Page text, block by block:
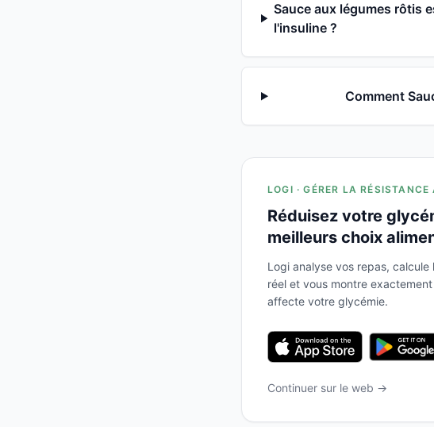
Sauce aux légumes rôtis
l'insuline ?
Comment
LOGI · GÉRER LA
Réduisez votre
meilleurs choix
Logi analyse vos repas,
réel et vous montre
affecte votre glycémie.
Continuer sur le web →